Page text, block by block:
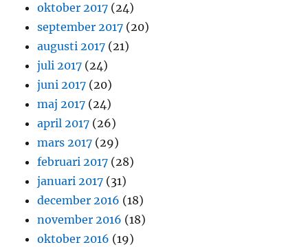
oktober 2017 (24)
september 2017 (20)
augusti 2017 (21)
juli 2017 (24)
juni 2017 (20)
maj 2017 (24)
april 2017 (26)
mars 2017 (29)
februari 2017 (28)
januari 2017 (31)
december 2016 (18)
november 2016 (18)
oktober 2016 (19)